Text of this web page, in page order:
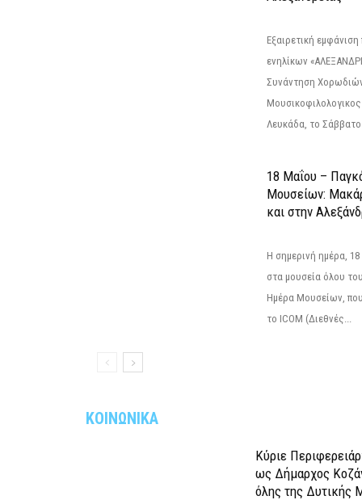
Εξαιρετική
ενηλίκων
Συνάντηση
Λευκάδα, το
18 Μαΐου –
Μουσείων:
και στην
Η σημερινή ημέρα,
στα μουσεία όλου
Ημέρα Μουσείων,
το ICOM (Διεθνές...
ΚΟΙΝΩΝΙΚΑ
Κύριε
ως Δήμαρχος
όλης της Δυτικής